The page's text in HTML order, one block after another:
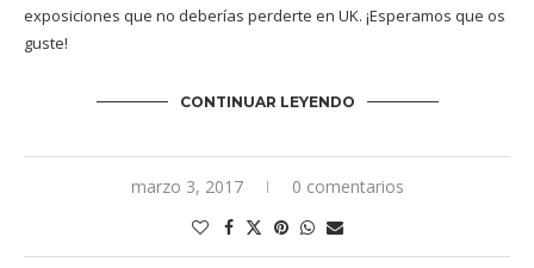
exposiciones que no deberías perderte en UK. ¡Esperamos que os
guste!
CONTINUAR LEYENDO
marzo 3, 2017 0 comentarios